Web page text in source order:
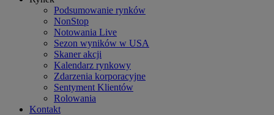
Podsumowanie rynków
NonStop
Notowania Live
Sezon wyników w USA
Skaner akcji
Kalendarz rynkowy
Zdarzenia korporacyjne
Sentyment Klientów
Rolowania
Kontakt